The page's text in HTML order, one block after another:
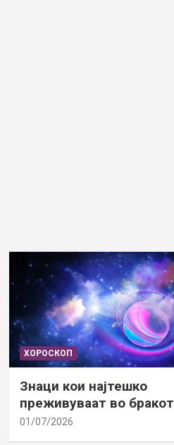
ХОРОСКОП
Знаци кои најтешко
преживуваат во бракот
01/07/2026